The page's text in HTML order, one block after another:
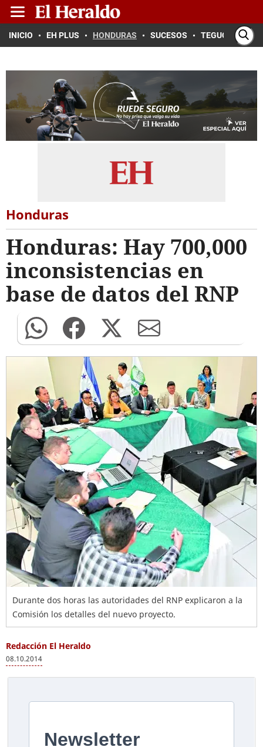
INICIO EH PLUS HONDURAS SUCESOS TEGUCIGALPA
Honduras
Honduras: Hay 700,000
inconsistencias en
base de datos del RNP
Durante dos horas las autoridades del RNP explicaron a la
Comisión los detalles del nuevo proyecto.
Redacción El Heraldo
08.10.2014